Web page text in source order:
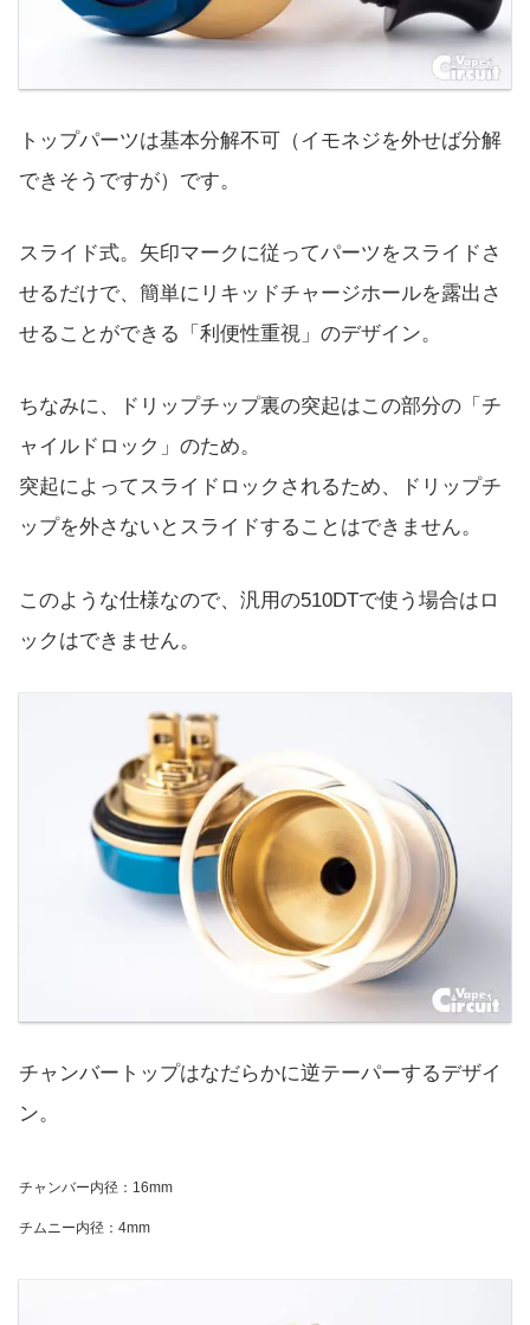
トップパーツは基本分解不可（イモネジを外せば分解
できそうですが）です。
スライド式。矢印マークに従ってパーツをスライドさ
せるだけで、簡単にリキッドチャージホールを露出さ
せることができる「利便性重視」のデザイン。
ちなみに、ドリップチップ裏の突起はこの部分の「チ
ャイルドロック」のため。
突起によってスライドロックされるため、ドリップチ
ップを外さないとスライドすることはできません。
このような仕様なので、汎用の510DTで使う場合はロ
ックはできません。
チャンバートップはなだらかに逆テーパーするデザイ
ン。
チャンバー内径：16mm
チムニー内径：4mm